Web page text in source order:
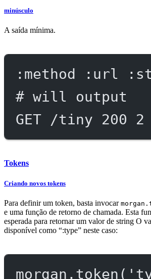
minúsculo
A saída mínima.
:method :url
# will output
GET /tiny 200 2
Tokens
Criando novos tokens
Para definir um token, basta invocar
e uma função de retorno de chamada. Esta
esperada para retornar um valor de string O
disponível como “:type” neste caso:
morgan. token (